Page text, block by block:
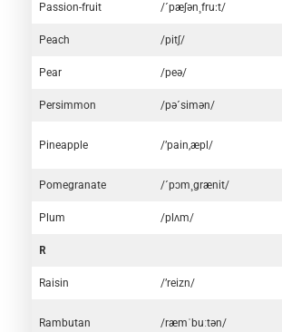
Passion-fruit /´pæʃən¸fru:t/
Peach /pitʃ/
Pear /peə/
Persimmon /pə´simən/
Pineapple /’pain,æpl/
Pomegranate /´pɔm¸grænit/
Plum /plʌm/
R
Raisin /’reizn/
Rambutan /ræmˈbuːtən/